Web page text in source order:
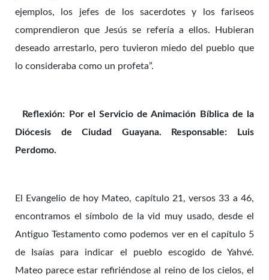
ejemplos, los jefes de los sacerdotes y los fariseos
comprendieron que Jesús se refería a ellos. Hubieran
deseado arrestarlo, pero tuvieron miedo del pueblo que
lo consideraba como un profeta”.
Reflexión: Por el Servicio de Animación Bíblica de la
Diócesis de Ciudad Guayana. Responsable: Luis
Perdomo.
El Evangelio de hoy Mateo, capítulo 21, versos 33 a 46,
encontramos el símbolo de la vid muy usado, desde el
Antiguo Testamento como podemos ver en el capítulo 5
de Isaías para indicar el pueblo escogido de Yahvé.
Mateo parece estar refiriéndose al reino de los cielos, el